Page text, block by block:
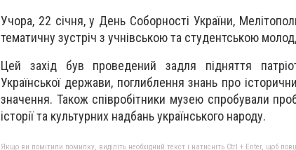
Учора, 22 січня, у День Соборності України,
тематичну зустріч з учнівською та студентською
Цей захід був проведений задля підняття
Української держави, поглиблення знань про
значення. Також співробітники музею спробували
історії та культурних надбань українського народу.
Якщо ви помітили помилку, виділіть необхідний текст і натисніть Ctrl + Enter, щоб